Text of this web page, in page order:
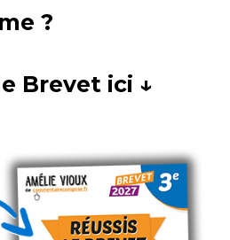
?
Brevet ici ↓